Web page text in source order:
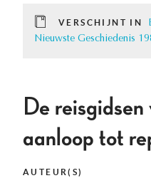
VERSCHIJNT IN
Nieuwste Geschiedenis
De
aanloop tot
AUTEUR(S)